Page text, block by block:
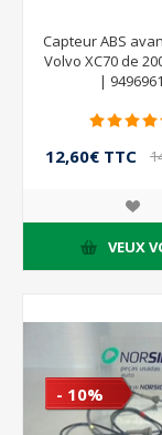
Capteur ABS
Volvo XC70 de
| 9496961
12,60€ TTC
VEUX
- 10%